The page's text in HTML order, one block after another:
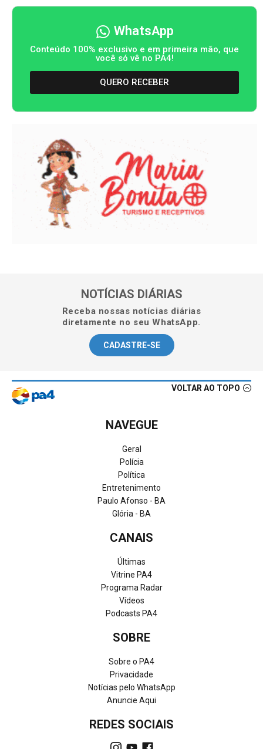
WhatsApp
Conteúdo 100% exclusivo e em primeira mão, que
você só vê no PA4!
QUERO RECEBER
NOTÍCIAS DIÁRIAS
Receba nossas notícias diárias
diretamente no seu WhatsApp.
CADASTRE-SE
VOLTAR AO TOPO
NAVEGUE
Geral
Polícia
Política
Entretenimento
Paulo Afonso - BA
Glória - BA
CANAIS
Últimas
Vitrine PA4
Programa Radar
Vídeos
Podcasts PA4
SOBRE
Sobre o PA4
Privacidade
Notícias pelo WhatsApp
Anuncie Aqui
REDES SOCIAIS